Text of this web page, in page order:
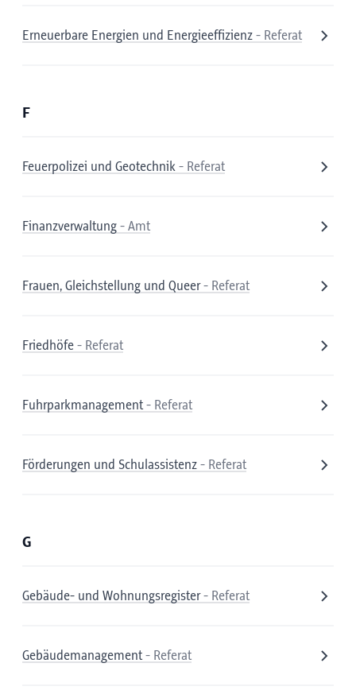
Erneuerbare Energien und Energieeffizienz - Referat
F
Feuerpolizei und Geotechnik - Referat
Finanzverwaltung - Amt
Frauen, Gleichstellung und Queer- Referat
Friedhöfe - Referat
Fuhrparkmanagement- Referat
Förderungen und Schulassistenz - Referat
G
Gebäude- und Wohnungsregister- Referat
Gebäudemanagement- Referat